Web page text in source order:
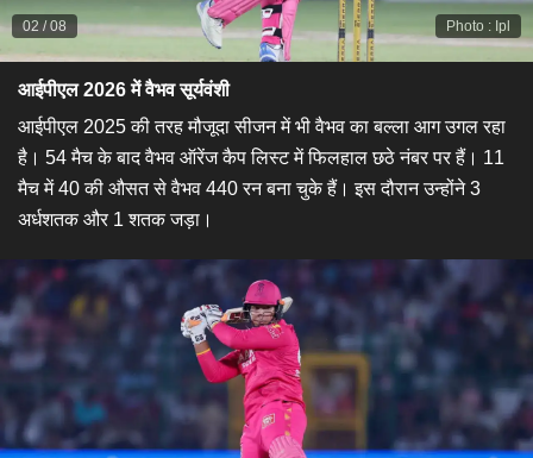
Photo : Ipl
02 /08
आईपीएल 2026 में वैभव सूर्यवंशी
आईपीएल 2025 की तरह मौजूदा सीजन में भी वैभव का बल्ला आग उगल रहा
है। 54 मैच के बाद वैभव ऑरेंज कैप लिस्ट में फिलहाल छठे नंबर पर हैं। 11
मैच में 40 की औसत से वैभव 440 रन बना चुके हैं। इस दौरान उन्होंने 3
अर्धशतक और 1 शतक जड़ा।